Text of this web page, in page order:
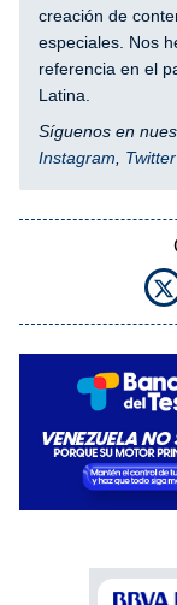
creación de
especiales. Nos
referencia en el
Latina.
Síguenos en
Instagram
Twitter